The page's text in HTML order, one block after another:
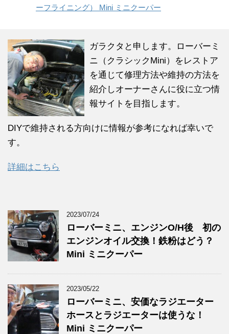
ーフライニング） Mini ミニクーパー
ガラクタと申します。ローバーミ
ニ（クラシックMini）をレストア
を通じて修理方法や維持の方法を
紹介しオーナーさんに役に立つ情
報サイトを目指します。
DIYで維持される方向けに情報が参考になれば幸いで
す。
詳細はこちら
2023/07/24
ローバーミニ、エンジンO/H後 初の
エンジンオイル交換！鉄粉はどう？
Mini ミニクーパー
2023/05/22
ローバーミニ、安価なラジエーター
ホースとラジエーターは使うな！
Mini ミニクーパー